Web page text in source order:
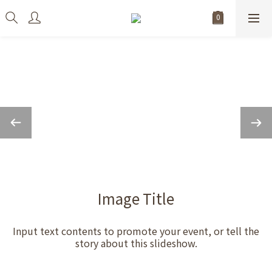
Image Title
Input text contents to promote your event, or tell the
story about this slideshow.